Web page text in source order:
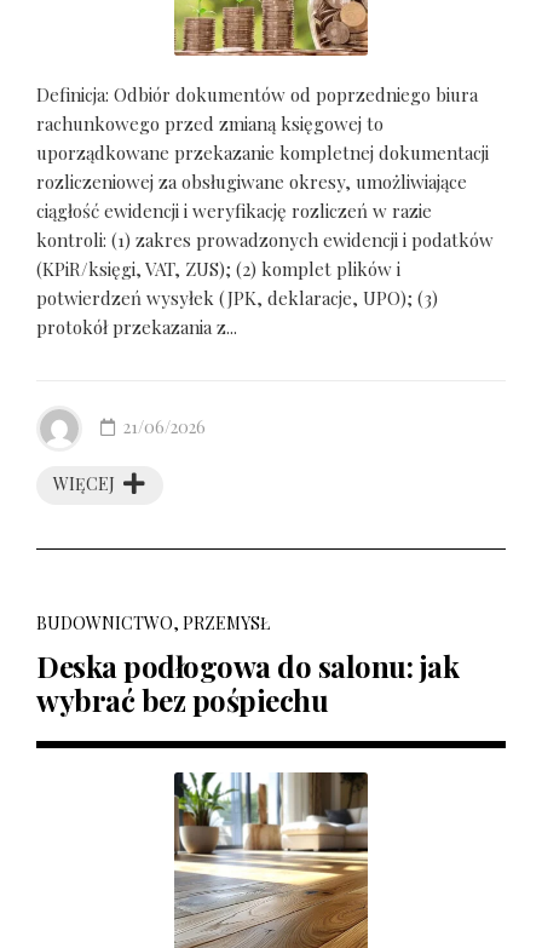
Definicja: Odbiór dokumentów od poprzedniego biura
rachunkowego przed zmianą księgowej to
uporządkowane przekazanie kompletnej dokumentacji
rozliczeniowej za obsługiwane okresy, umożliwiające
ciągłość ewidencji i weryfikację rozliczeń w razie
kontroli: (1) zakres prowadzonych ewidencji i podatków
(KPiR/księgi, VAT, ZUS); (2) komplet plików i
potwierdzeń wysyłek (JPK, deklaracje, UPO); (3)
protokół przekazania z...
WIĘCEJ
21/06/2026
BUDOWNICTWO, PRZEMYSŁ
Deska podłogowa do salonu: jak
wybrać bez pośpiechu